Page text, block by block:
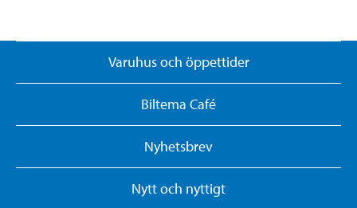
Varuhus och öppettider
Biltema Café
Nyhetsbrev
Nytt och nyttigt